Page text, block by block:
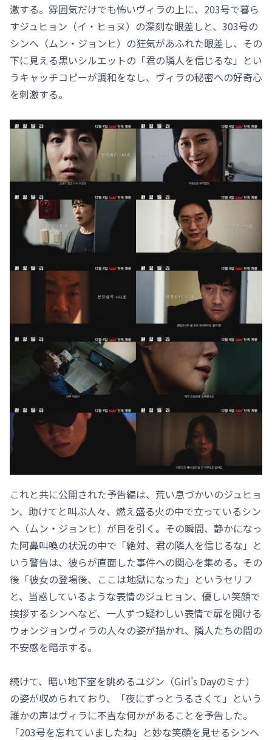
激する。雰囲気だけでも怖いヴィラの上に、203号で暮ら
すジュヒョン（イ・ヒョヌ）の深刻な眼差しと、303号の
シンへ（ムン・ジョンヒ）の狂気があふれた眼差し、その
下に見える黒いシルエットの「君の隣人を信じるな」とい
うキャッチコピーが調和をなし、ヴィラの秘密への好奇心
を刺激する。
これと共に公開された予告編は、荒い息づかいのジュヒョ
ン、助けてと叫ぶ人々、燃え盛る火の中で立っているシン
へ（ムン・ジョンヒ）が目を引く。その瞬間、静かになっ
た阿鼻叫喚の状況の中で「絶対、君の隣人を信じるな」と
いう警告は、彼らが直面した事件への関心を集める。その
後「彼女の登場後、ここは地獄になった」というセリフ
と、当惑しているような表情のジュヒョン、優しい笑顔で
挨拶するシンへなど、一人ずつ疑わしい表情で扉を開ける
ウォンジョンヴィラの人々の姿が描かれ、隣人たちの間の
不安感を暗示する。
続けて、暗い地下室を眺めるユジン（Girl's Dayのミナ）
の姿が収められており、「夜にずっとうるさくて」という
誰かの声はヴィラに不吉な何かがあることを予告した。
「203号を忘れていましたね」と妙な笑顔を見せるシンへ